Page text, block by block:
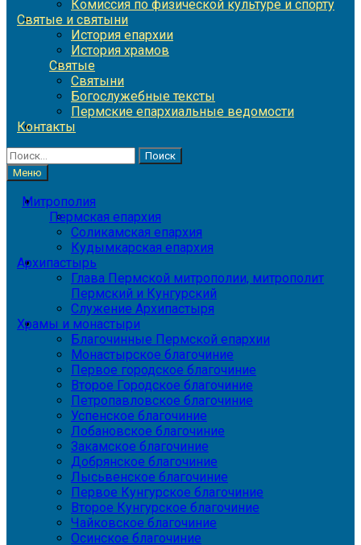
Комиссия по физической культуре и спорту
Святые и святыни
История епархии
История храмов
Святые
Святыни
Богослужебные тексты
Пермские епархиальные ведомости
Контакты
Найти:
Меню
Митрополия
Пермская епархия
Соликамская епархия
Кудымкарская епархия
Архипастырь
Глава Пермской митрополии, митрополит
Пермский и Кунгурский
Служение Архипастыря
Храмы и монастыри
Благочинные Пермской епархии
Монастырское благочиние
Первое городское благочиние
Второе Городское благочиние
Петропавловское благочиние
Успенское благочиние
Лобановское благочиние
Закамское благочиние
Добрянское благочиние
Лысьвенское благочиние
Первое Кунгурское благочиние
Второе Кунгурское благочиние
Чайковское благочиние
Осинское благочиние